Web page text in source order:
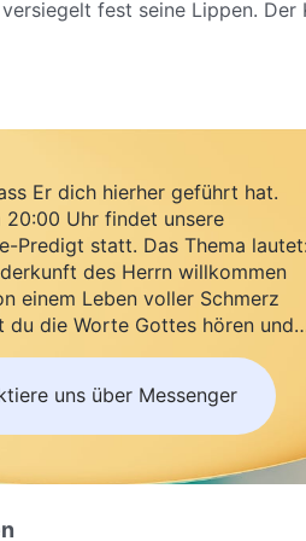
fest seine Lippen.
Währenddessen
zurücklässt. Wie könnten die
sie jemals die
für die Angelegenheiten der
ist somit nicht verwunderlich,
dunklen Gesellschaft wie
der Menschen ohne mit
liebenswürdig und auch heilig
Lakaien! Sie vergelten
sie sind hochgradige
sie haben jegliches
Unschuldigen zur
Ihre Einmischung hat alles
Die legitimen
Wer hat das Werk Gottes
Er dich hierher geführt hat.
20:00 Uhr findet unsere
Predigt statt. Das Thema lautet:
des Herrn willkommen
einem Leben voller Schmerz
du die Worte Gottes hören und
uns über Messenger